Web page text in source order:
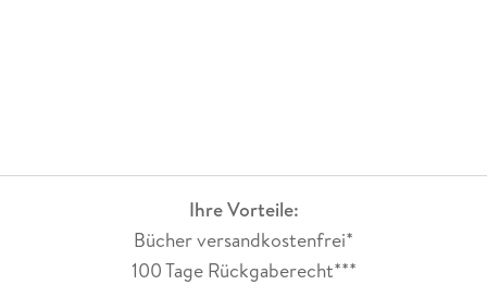
Ihre Vorteile:
Bücher versandkostenfrei*
100 Tage Rückgaberecht***